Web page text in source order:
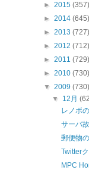
► 2015 (357)
► 2014 (645)
► 2013 (727)
► 2012 (712)
► 2011 (729)
► 2010 (730)
▼ 2009 (730)
▼ 12月
レノボ
サーバ
郵便物
Twitter
MPC